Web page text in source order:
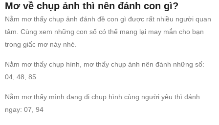
Mơ về chụp ảnh thì nên đánh con gì?
Nằm mơ thấy chụp ảnh đánh đề con gì được rất nhiều người quan
tâm. Cùng xem những con số có thể mang lại may mắn cho bạn
trong giấc mơ này nhé.
Nằm mơ thấy chụp hình, mơ thấy chụp ảnh nên đánh những số:
04, 48, 85
Nằm mơ thấy mình đang đi chụp hình cùng người yêu thì đánh
ngay: 07, 94